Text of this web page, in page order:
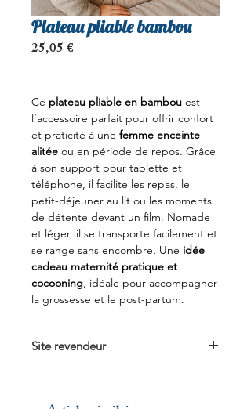
Plateau pliable bambou
25,05 €
Ce plateau pliable en bambou est
l’accessoire parfait pour offrir confort
et praticité à une femme enceinte
alitée ou en période de repos. Grâce
à son support pour tablette et
téléphone, il facilite les repas, le
petit-déjeuner au lit ou les moments
de détente devant un film. Nomade
et léger, il se transporte facilement et
se range sans encombre. Une idée
cadeau maternité pratique et
cocooning, idéale pour accompagner
la grossesse et le post-partum.
Site revendeur